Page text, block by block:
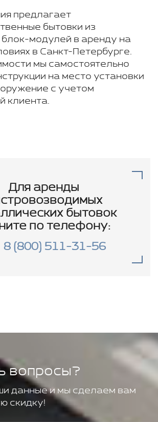
предлагает
бытовки из
блок-модулей в аренду на
в Санкт-Петербурге.
мы самостоятельно
на место установки
с учетом
клиента.
Для аренды
бытовок
по телефону:
8 (800) 511-31-56
вопросы?
данные и мы сделаем вам
скидку!